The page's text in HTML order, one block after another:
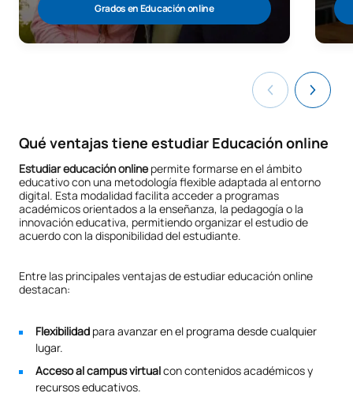
Grados en Educación online
Qué ventajas tiene estudiar Educación online
Estudiar educación onlinepermite formarse en el ámbito
educativo con una metodología flexible adaptada al entorno
digital. Esta modalidad facilita acceder a programas
académicos orientados a la enseñanza, la pedagogía o la
innovación educativa, permitiendo organizar el estudio de
acuerdo con la disponibilidad del estudiante.
Entre las principales ventajas de estudiar educación online
destacan:
Flexibilidad para avanzar en el programa desde cualquier
lugar.
Acceso al campus virtualcon contenidos académicos y
recursos educativos.